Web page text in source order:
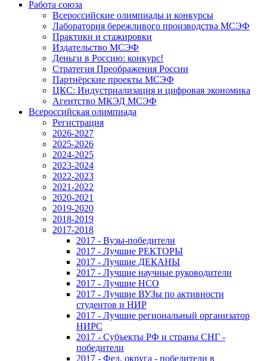
Работа союза
Всероссийские олимпиады и конкурсы
Лаборатория бережливого производства МСЭФ
Практики и стажировки
Издательство МСЭФ
Деньги в Россию: конкурс!
Стратегия Преображения России
Партнёрские проекты МСЭФ
ЦКС: Индустриализация и цифровая экономика
Агентство МКЭД МСЭФ
Всероссийская олимпиада
Регистрация
2026-2027
2025-2026
2024-2025
2023-2024
2022-2023
2021-2022
2020-2021
2019-2020
2018-2019
2017-2018
2017 - Вузы-победители
2017 - Лучшие РЕКТОРЫ
2017 - Лучшие ДЕКАНЫ
2017 - Лучшие научные руководители
2017 - Лучшие НСО
2017 - Лучшие ВУЗы по активности
студентов и НИР
2017 - Лучшие региональный организатор
НИРС
2017 - Субъекты РФ и страны СНГ -
победители
2017 - Фед. округа - победители в